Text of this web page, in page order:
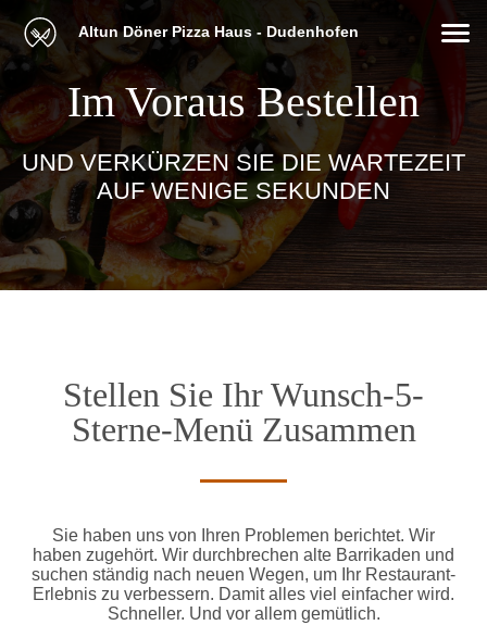
Altun Döner Pizza Haus - Dudenhofen
Im Voraus Bestellen
UND VERKÜRZEN SIE DIE WARTEZEIT
AUF WENIGE SEKUNDEN
Stellen Sie Ihr Wunsch-5-
Sterne-Menü Zusammen
Sie haben uns von Ihren Problemen berichtet. Wir
haben zugehört. Wir durchbrechen alte Barrikaden und
suchen ständig nach neuen Wegen, um Ihr Restaurant-
Erlebnis zu verbessern. Damit alles viel einfacher wird.
Schneller. Und vor allem gemütlich.